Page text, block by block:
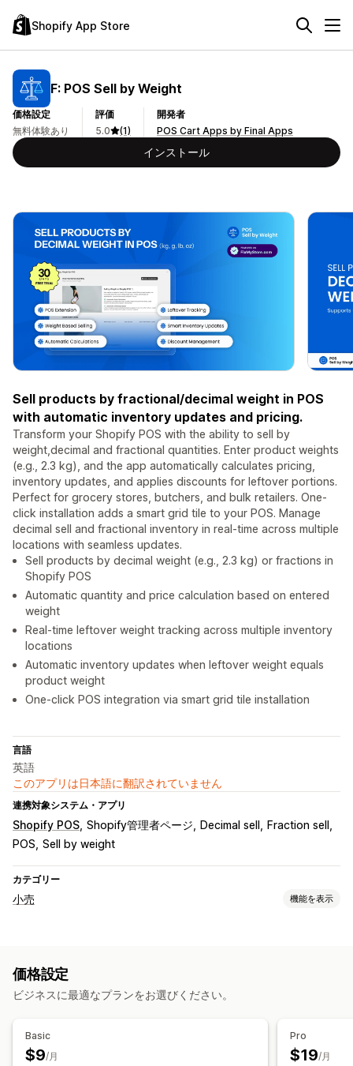
Shopify App Store
F: POS Sell by Weight
価格設定
無料体験あり
評価
5.0
(1)
開発者
POS Cart Apps by Final Apps
インストール
Sell products by fractional/decimal weight in POS
with automatic inventory updates and pricing.
Transform your Shopify POS with the ability to sell by
weight,decimal and fractional quantities. Enter product weights
(e.g., 2.3 kg), and the app automatically calculates pricing,
inventory updates, and applies discounts for leftover portions.
Perfect for grocery stores, butchers, and bulk retailers. One-
click installation adds a smart grid tile to your POS. Manage
decimal sell and fractional inventory in real-time across multiple
locations with seamless updates.
Sell products by decimal weight (e.g., 2.3 kg) or fractions in
Shopify POS
Automatic quantity and price calculation based on entered
weight
Real-time leftover weight tracking across multiple inventory
locations
Automatic inventory updates when leftover weight equals
product weight
One-click POS integration via smart grid tile installation
言語
英語
このアプリは日本語に翻訳されていません
連携対象システム・アプリ
Shopify POS Shopify管理者ページ Decimal sell
Fraction sell
POS Sell by weight
カテゴリー
小売 機能を表示
在庫管理
価格設定
ビジネスに最適なプランをお選びください。
Basic
$9/月
Pro
$19/月